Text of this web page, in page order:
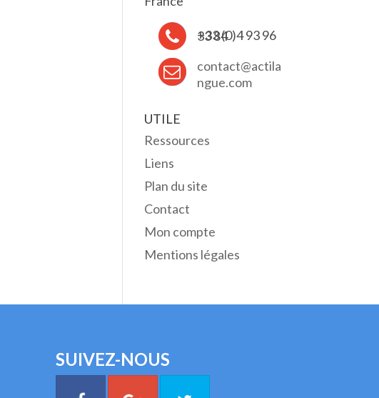
+33 (0)4 93 96 33 84
contact@actila
ngue.com
UTILE
Ressources
Liens
Plan du site
Contact
Mon compte
Mentions légales
SUIVEZ-NOUS